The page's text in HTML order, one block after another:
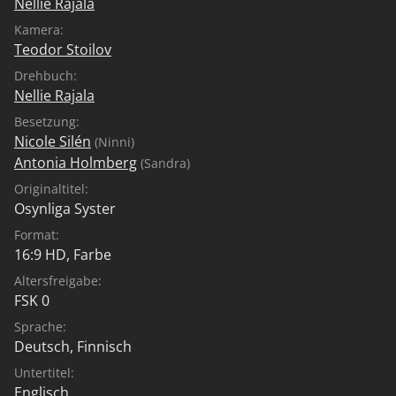
Kamera:
Teodor Stoilov
Drehbuch:
Nellie Rajala
Besetzung:
Nicole Silén (Ninni)
Antonia Holmberg (Sandra)
Originaltitel:
Osynliga Syster
Format:
16:9 HD, Farbe
Altersfreigabe:
FSK 0
Sprache:
Deutsch, Finnisch
Untertitel: